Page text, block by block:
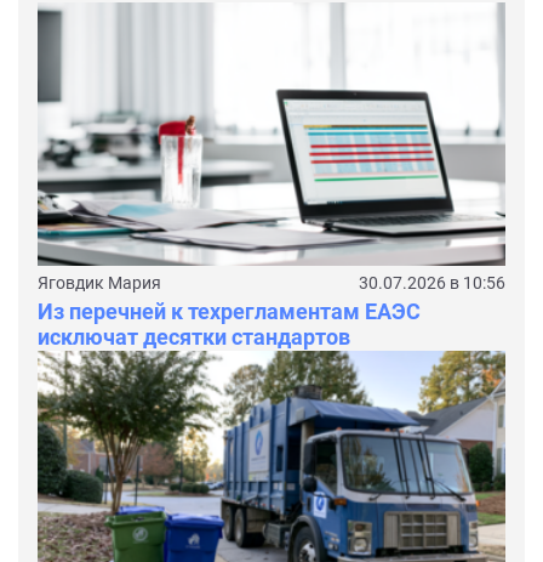
Яговдик Мария 30.07.2026 в 10:56
Из перечней к техрегламентам ЕАЭС
исключат десятки стандартов